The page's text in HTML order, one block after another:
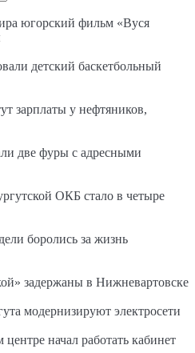
югорский фильм «Вуся
детский баскетбольный
зарплаты у нефтяников,
две фуры с адресными
ОКБ стало в четыре
боролись за жизнь
задержаны в Нижневартовске
модернизируют электросети
начал работать кабинет